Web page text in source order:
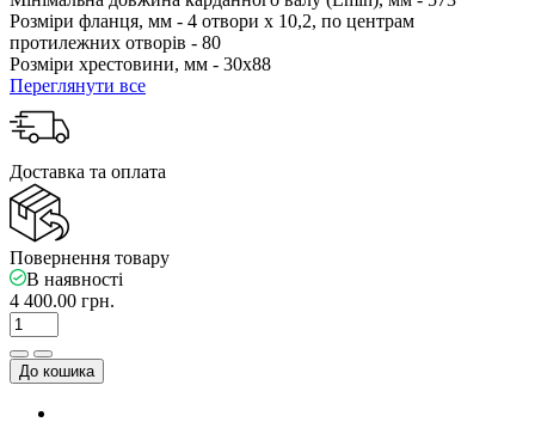
Розміри фланця, мм - 4 отвори х 10,2, по центрам
протилежних отворів - 80
Розміри хрестовини, мм - 30х88
Переглянути все
Доставка та оплата
Повернення товару
В наявності
4 400.00 грн.
До кошика